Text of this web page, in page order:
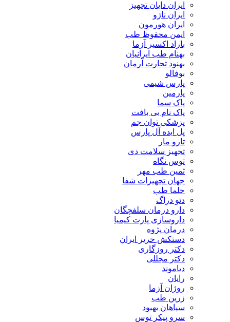
ایران دایان تجهیز
ایران ناژو
ایران هورمون
ایمن محفوظ طب
باراد اکسیر آزما
بهنام طب ایرانیان
بهنود تجارت آرمان
بوفالو
پارس شیمی
پارمین
پاک سما
پاک نام بی بافت
پزشکی توان جم
پل ایده آل پارس
تارو مار
تجهیز سلامت دی
توس نگاه
ثمین طب مهر
جهان تجهیزات شفا
حلما طب
دئو دراگ
دارو درمان سلفچگان
داروسازی پارت کیمیا
درمان پژوه
دستکش حریر ایران
دکتر روزگاری
دکتر مجللی
دیاموند
رایان
روژان آزما
زرین طب
سپاهان بهبود
سرو پیکر توس